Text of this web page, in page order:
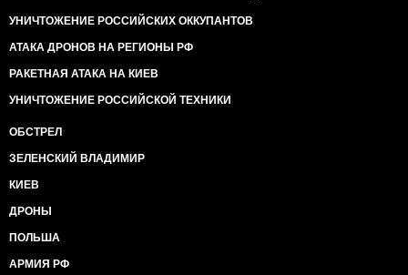
УНИЧТОЖЕНИЕ РОССИЙСКИХ ОККУПАНТОВ
АТАКА ДРОНОВ НА РЕГИОНЫ РФ
РАКЕТНАЯ АТАКА НА КИЕВ
УНИЧТОЖЕНИЕ РОССИЙСКОЙ ТЕХНИКИ
ОБСТРЕЛ
ЗЕЛЕНСКИЙ ВЛАДИМИР
КИЕВ
ДРОНЫ
ПОЛЬША
АРМИЯ РФ